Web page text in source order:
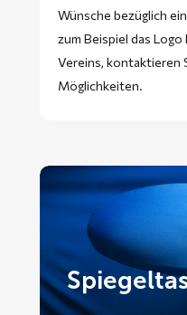
Wünsche bezüglich
zum Beispiel das
Vereins, kontaktieren
Möglichkeiten.